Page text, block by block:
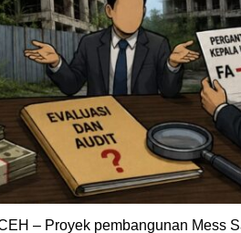
– Proyek pembangunan Mess